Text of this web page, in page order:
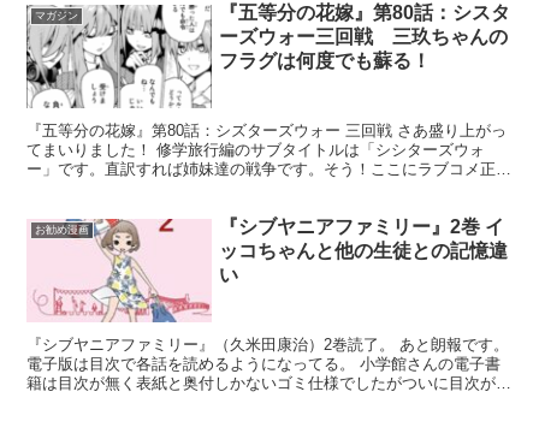
マガジン
『五等分の花嫁』第80話：シスタ
ーズウォー三回戦 三玖ちゃんの
フラグは何度でも蘇る！
『五等分の花嫁』第80話：シズターズウォー 三回戦 さあ盛り上がっ
てまいりました！ 修学旅行編のサブタイトルは「シシターズウォ
ー」です。直訳すれば姉妹達の戦争です。そう！ここにラブコメ正妻
お勧め漫画
『シブヤニアファミリー』2巻 イ
ッコちゃんと他の生徒との記憶違
い
『シブヤニアファミリー』（久米田康治）2巻読了。 あと朗報です。
電子版は目次で各話を読めるようになってる。 小学館さんの電子書
籍は目次が無く表紙と奥付しかないゴミ仕様でしたがついに目次が付